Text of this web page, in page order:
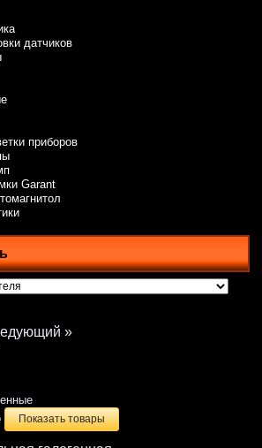
датчиков
приборов
Garant
»
Показать товары